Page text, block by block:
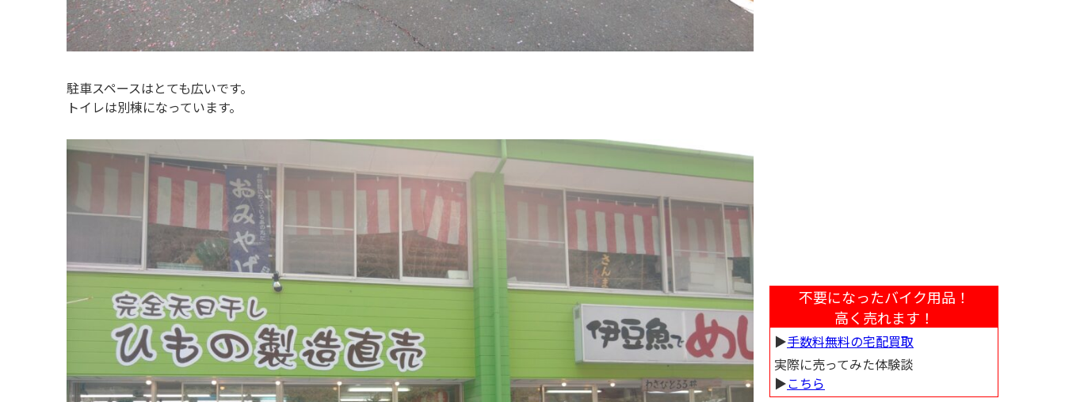
駐車スペースはとても広いです。
トイレは別棟になっています。
不要になったバイク用品！
高く売れます！
▶︎手数料無料の宅配買取
実際に売ってみた体験談
▶︎こちら